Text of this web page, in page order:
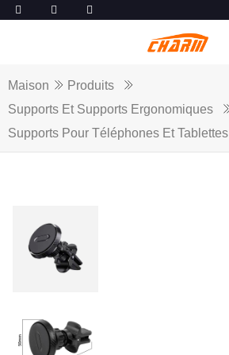
Maison
Produits
Supports Et Supports Ergonomiques
Supports Pour Téléphones Et Tablettes